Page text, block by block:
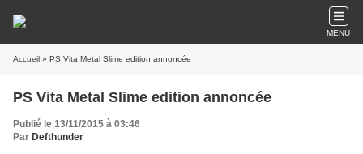
MENU
Accueil » PS Vita Metal Slime edition annoncée
PS Vita Metal Slime edition annoncée
Publié le 13/11/2015 à 03:46
Par Defthunder